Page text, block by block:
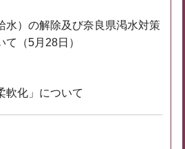
水）の解除及び奈良県渇水対策
（5月28日）
軟化」について